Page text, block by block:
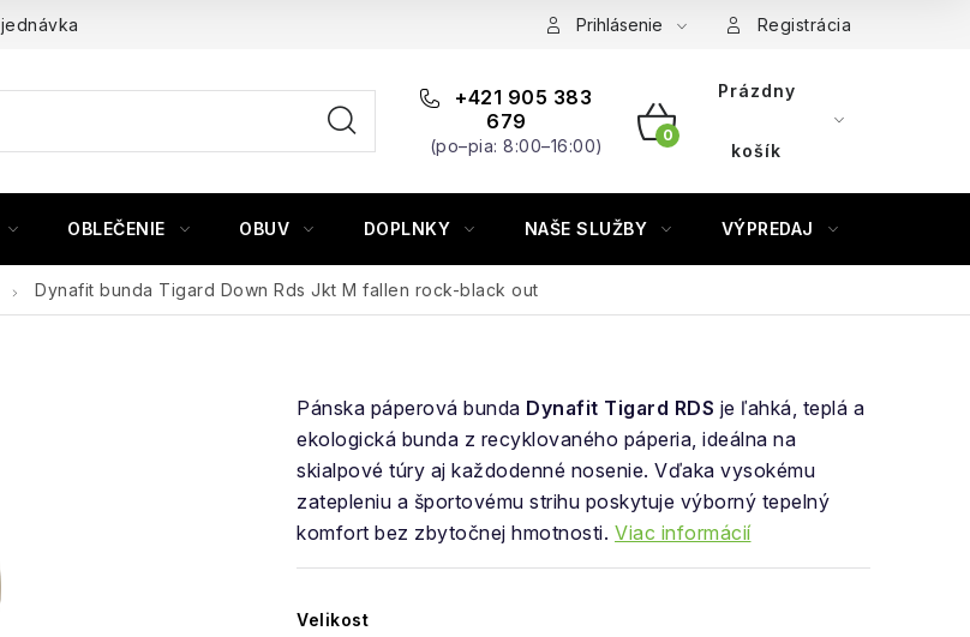
Prihlásenie Registrácia
+421 905 383
679
(po–pia: 8:00–16:00) NÁKUPNÝ
Prázdny
košík
OBLEČENIE OBUV DOPLNKY NAŠE SLUŽBY VÝPREDAJ
Dynafit bunda Tigard Down Rds Jkt M fallen rock-black out
Pánska páperová bunda Dynafit Tigard RDS je ľahká, teplá a
ekologická bunda z recyklovaného páperia, ideálna na
skialpové túry aj každodenné nosenie. Vďaka vysokému
zatepleniu a športovému strihu poskytuje výborný tepelný
komfort bez zbytočnej hmotnosti. Viac informácií
Velikost